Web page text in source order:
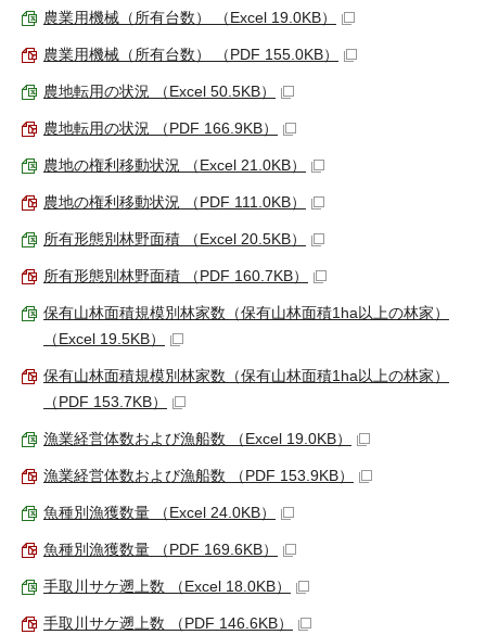
農業用機械（所有台数） （Excel 19.0KB）
農業用機械（所有台数） （PDF 155.0KB）
農地転用の状況 （Excel 50.5KB）
農地転用の状況 （PDF 166.9KB）
農地の権利移動状況 （Excel 21.0KB）
農地の権利移動状況 （PDF 111.0KB）
所有形態別林野面積 （Excel 20.5KB）
所有形態別林野面積 （PDF 160.7KB）
保有山林面積規模別林家数（保有山林面積1ha以上の林家）
（Excel 19.5KB）
保有山林面積規模別林家数（保有山林面積1ha以上の林家）
（PDF 153.7KB）
漁業経営体数および漁船数 （Excel 19.0KB）
漁業経営体数および漁船数 （PDF 153.9KB）
魚種別漁獲数量 （Excel 24.0KB）
魚種別漁獲数量 （PDF 169.6KB）
手取川サケ遡上数 （Excel 18.0KB）
手取川サケ遡上数 （PDF 146.6KB）